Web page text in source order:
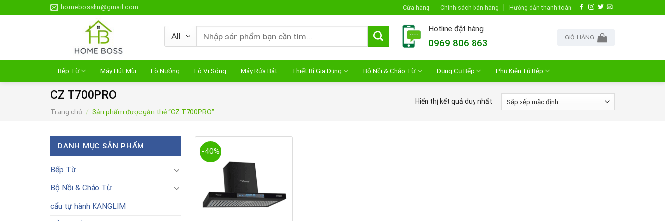
to
homebosshn@gmail.com Cửa hàng Chính sách bán hàng Hướng dẫn thanh toán
Tìm
kiếm:
Hotline đặt hàng
0969 806 863
GIỎ HÀNG
Bếp Từ Máy Hút Mùi Lò Nướng Lò Vi Sóng Máy Rửa Bát Thiết Bị Gia Dụng Bộ Nồi & Chảo Từ Dụng Cụ Bếp Phụ Kiện Tủ Bếp
CZ T700PRO
Trang chủ / Sản phẩm được gắn thẻ “CZ T700PRO”
Hiển thị kết quả duy nhất
DANH MỤC SẢN PHẨM
Bếp Từ
Bộ Nồi & Chảo Từ
cẩu tự hành KANGLIM
-40%